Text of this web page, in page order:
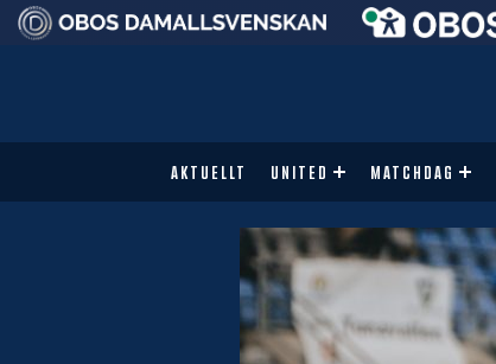
AKTUELLT UNITED MATCHDAG